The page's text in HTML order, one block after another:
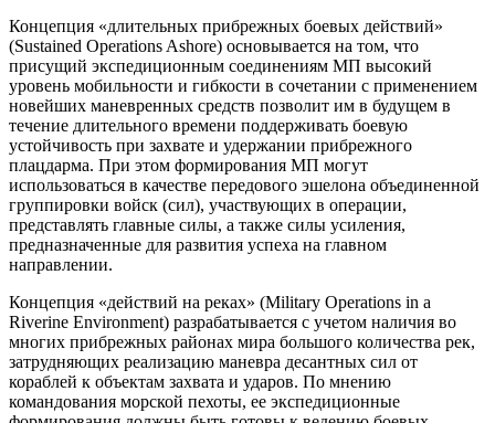
Концепция «длительных прибрежных боевых действий»
(Sustained Operations Ashore) основывается на том, что
присущий экспедиционным соединениям МП высокий
уровень мобильности и гибкости в сочетании с применением
новейших маневренных средств позволит им в будущем в
течение длительного времени поддерживать боевую
устойчивость при захвате и удержании прибрежного
плацдарма. При этом формирования МП могут
использоваться в качестве передового эшелона объединенной
группировки войск (сил), участвующих в операции,
представлять главные силы, а также силы усиления,
предназначенные для развития успеха на главном
направлении.
Концепция «действий на реках» (Military Operations in a
Riverine Environment) разрабатывается с учетом наличия во
многих прибрежных районах мира большого количества рек,
затрудняющих реализацию маневра десантных сил от
кораблей к объектам захвата и ударов. По мнению
командования морской пехоты, ее экспедиционные